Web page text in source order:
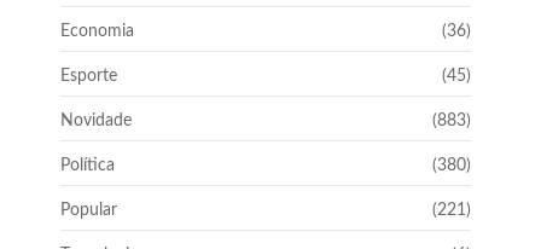
Economia (36)
Esporte (45)
Novidade (883)
Política (380)
Popular (221)